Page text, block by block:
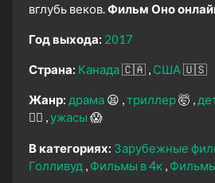
вглубь веков.Фильм Оно
Год выхода: 2017
Страна: Канада🇨🇦 США🇺🇸
Жанр: драма 😫 триллер🤯
🧝‍♂️ ужасы 😱
В категориях: Зарубежные
Голливуд
Фильмы в 4к